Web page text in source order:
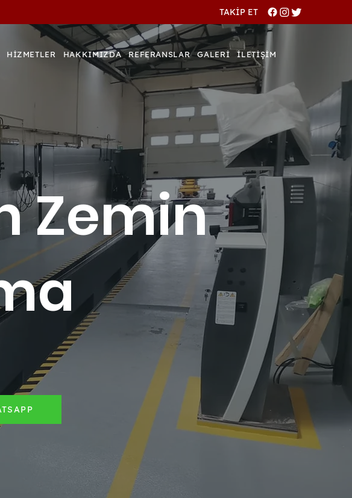
TAKİP ET
HİZMETLER HAKKIMIZDA REFERANSLAR GALERİ İLETİŞİM
Zemin